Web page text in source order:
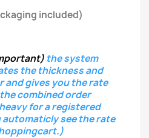
included)
the system
the thickness and
and gives you the rate
combined order
for a registered
automaticly see the rate